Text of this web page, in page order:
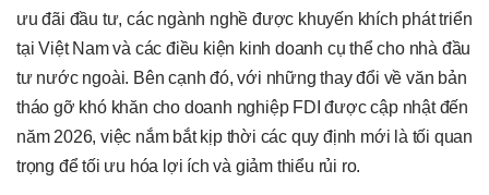
ưu đãi đầu tư, các ngành nghề được khuyến khích phát triển
tại Việt Nam và các điều kiện kinh doanh cụ thể cho nhà đầu
tư nước ngoài. Bên cạnh đó, với những thay đổi về văn bản
tháo gỡ khó khăn cho doanh nghiệp FDI được cập nhật đến
năm 2026, việc nắm bắt kịp thời các quy định mới là tối quan
trọng để tối ưu hóa lợi ích và giảm thiểu rủi ro.